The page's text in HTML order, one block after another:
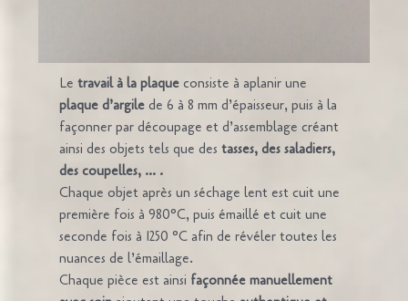
Letravail à la plaque consiste à aplanir une
plaque d’argile de 6 à 8 mm d’épaisseur, puis à la
façonner par découpage et d’assemblage créant
ainsi des objets tels que destasses, des saladiers,
des coupelles, … .
Chaque objet après un séchage lent est cuit une
première fois à 980°C, puis émaillé et cuit une
seconde fois à 1250 °C afin de révéler toutes les
nuances de l’émaillage.
Chaque pièce est ainsi façonnée manuellement